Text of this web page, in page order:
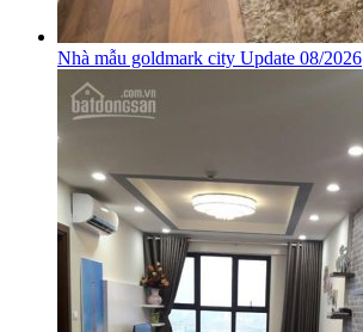
Nhà mẫu goldmark city Update 08/2026